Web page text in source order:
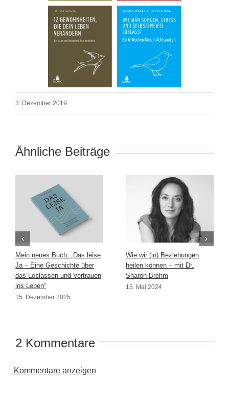
3. Dezember 2019
Ähnliche Beiträge
Mein neues Buch: „Das leise
Ja – Eine Geschichte über
das Loslassen und Vertrauen
ins Leben“
15. Dezember 2025
Wie wir (in) Beziehungen
heilen können – mit Dr.
Sharon Brehm
15. Mai 2024
2 Kommentare
Kommentare anzeigen